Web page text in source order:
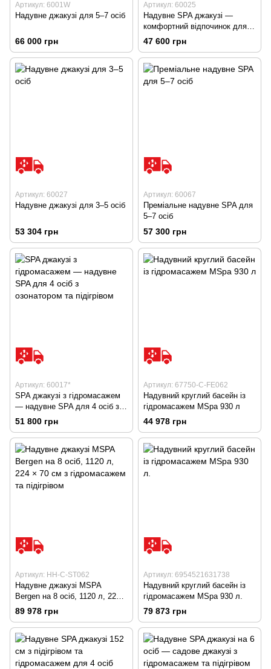
Артикул: 6001W
Надувне джакузі для 5–7 осіб
66 000 грн
Артикул: 60025
Надувне SPA джакузі —
комфортний відпочинок для 7
осіб
47 600 грн
Артикул: 60027
Надувне джакузі для 3–5 осіб
53 304 грн
Артикул: 60067
Преміальне надувне SPA для
5–7 осіб
57 300 грн
Артикул: 60017*
SPA джакузі з гідромасажем
— надувне SPA для 4 осіб з
озонатором та підігрівом
51 800 грн
Артикул: 67750-C-FE062
Надувний круглий басейн із
гідромасажем MSpa 930 л
44 978 грн
Артикул: HH-C-ST062
Надувне джакузі MSPA
Bergen на 8 осіб, 1120 л, 224
× 70 см з гідромасажем та
підігрівом
89 978 грн
Артикул: 6954521631738
Надувний круглий басейн із
гідромасажем MSpa 930 л.
79 873 грн